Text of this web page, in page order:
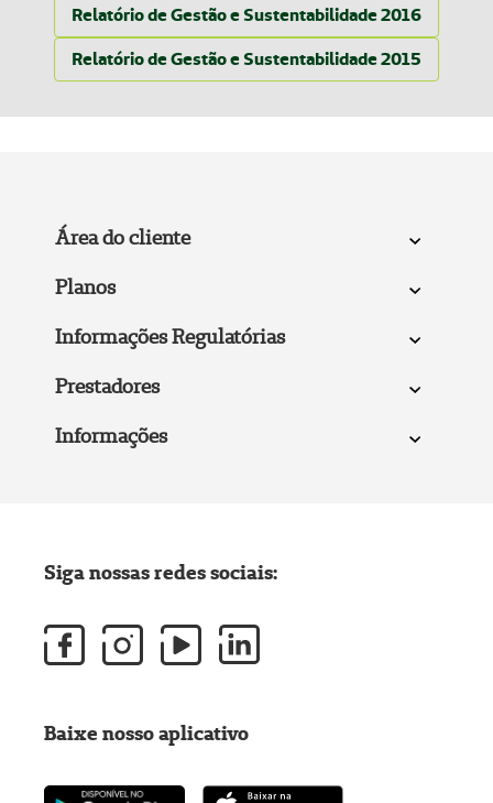
Relatório de Gestão e Sustentabilidade 2016
Relatório de Gestão e Sustentabilidade 2015
Área do cliente
Planos
Informações Regulatórias
Prestadores
Informações
Siga nossas redes sociais:
Baixe nosso aplicativo